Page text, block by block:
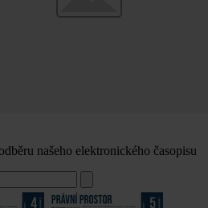
našeho elektronického časopisu